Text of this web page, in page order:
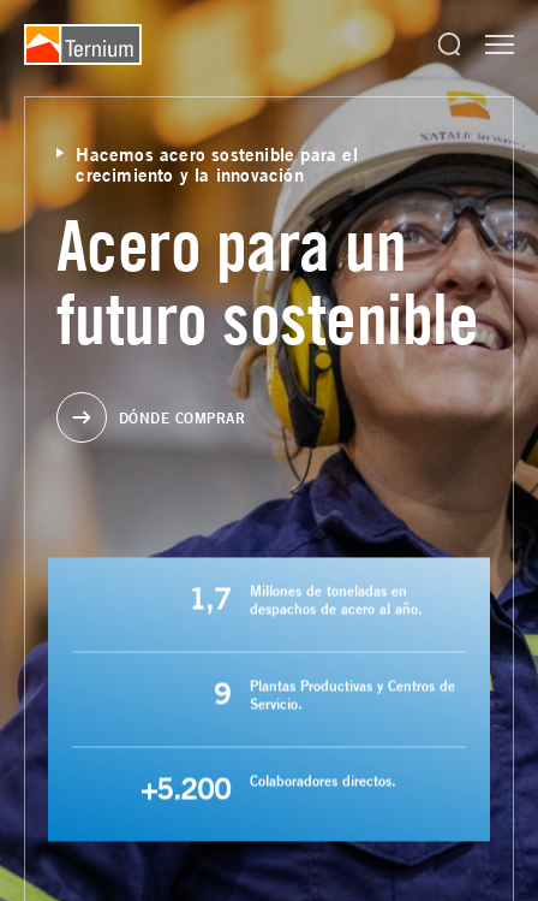
Hacemos acero sostenible para el
crecimiento y la innovación
Acero para un
futuro sostenible
DÓNDE COMPRAR
1,7
Millones de toneladas en
despachos de acero al año.
9
Plantas Productivas y Centros de
Servicio.
+5.200 Colaboradores directos.